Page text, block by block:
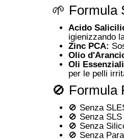
🌱 Formula
Acido
igienizzando
Zinc PCA:
Olio
Oli
per le pelli
🚫 Formula
🚫 Senza
🚫 Senza SLS
🚫 Senza
🚫 Senza